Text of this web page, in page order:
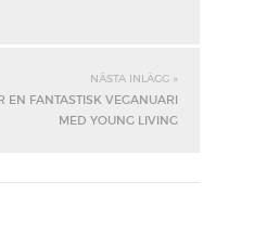
NÄSTA INLÄGG »
EN FANTASTISK VEGANUARI
MED YOUNG LIVING